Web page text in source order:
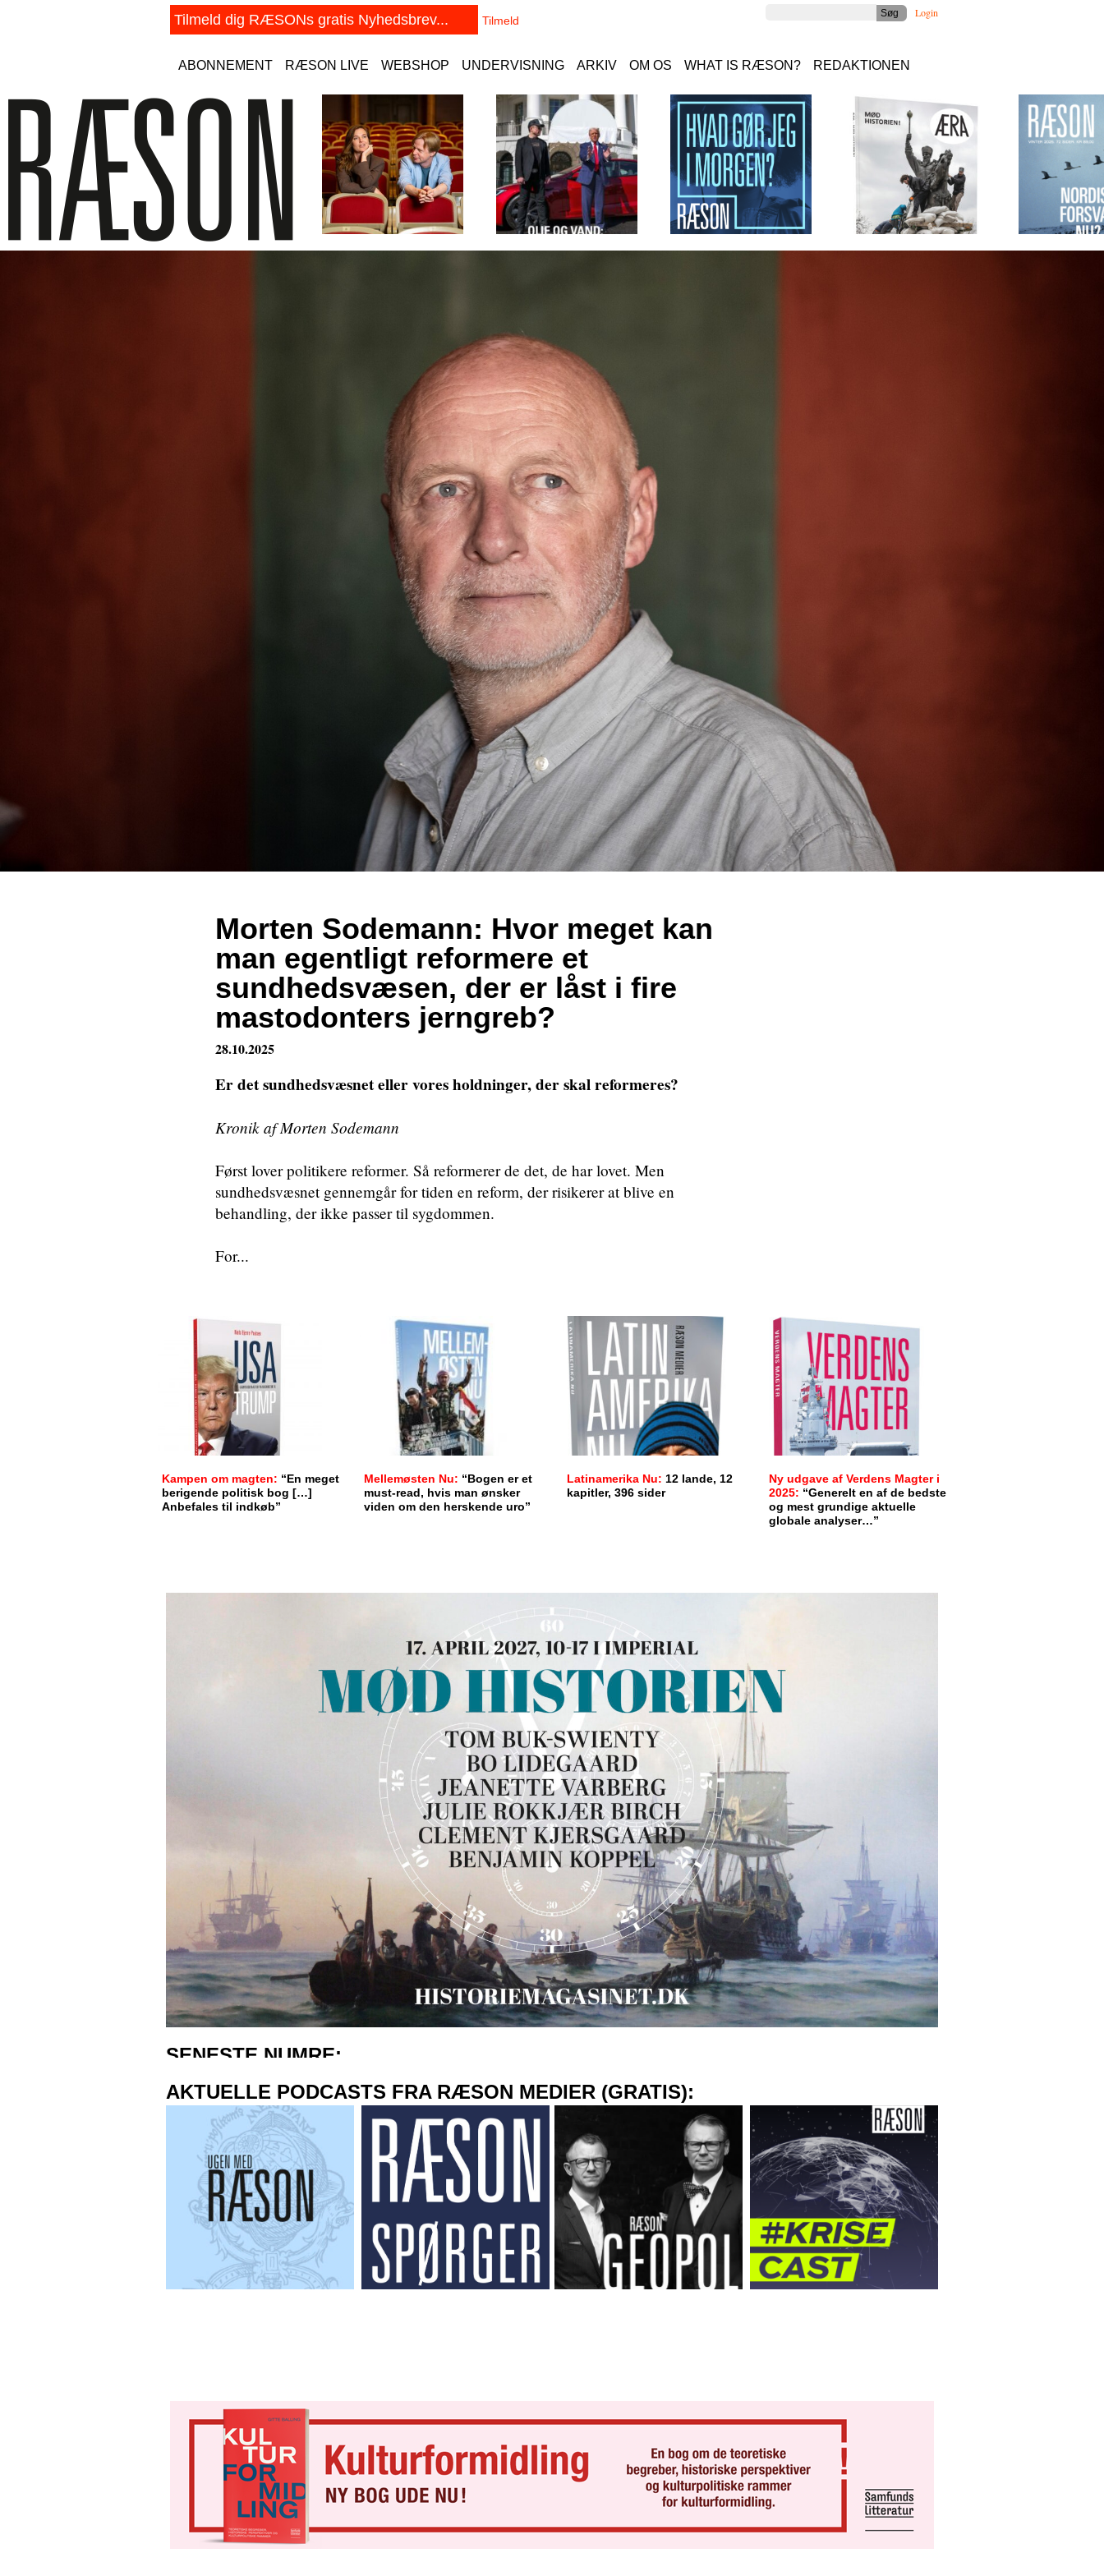
Login
ABONNEMENT RÆSON LIVE WEBSHOP UNDERVISNING ARKIV OM OS WHAT IS RÆSON? REDAKTIONEN
Morten Sodemann: Hvor meget kan
man egentligt reformere et
sundhedsvæsen, der er låst i fire
mastodonters jerngreb?
28.10.2025
Er det sundhedsvæsnet eller vores holdninger, der skal reformeres?
Kronik af Morten Sodemann
Først lover politikere reformer. Så reformerer de det, de har lovet. Men
sundhedsvæsnet gennemgår for tiden en reform, der risikerer at blive en
behandling, der ikke passer til sygdommen.
For...
Kampen om magten: “En meget
berigende politisk bog […]
Anbefales til indkøb”
Mellemøsten Nu: “Bogen er et
must-read, hvis man ønsker
viden om den herskende uro”
Latinamerika Nu: 12 lande, 12
kapitler, 396 sider
Ny udgave af Verdens Magter i
2025: “Generelt en af de bedste
og mest grundige aktuelle
globale analyser…”